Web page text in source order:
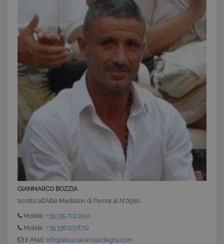
GIANMARCO BOZZIA
Iscritto all'Albo Mediatori di Parma al N°0560
Mobile : +39.335.702.7450
Mobile : +39.338.223.8712
E-Mail: info@latuacasainsardegna.com